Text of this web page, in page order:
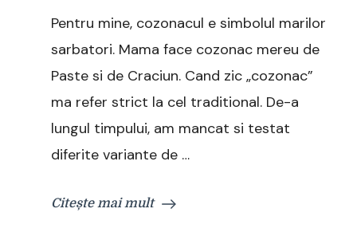
–
Pentru mine, cozonacul e simbolul marilor
sarbatori. Mama face cozonac mereu de
Paste si de Craciun. Cand zic „cozonac”
ma refer strict la cel traditional. De-a
lungul timpului, am mancat si testat
diferite variante de …
Citește mai mult